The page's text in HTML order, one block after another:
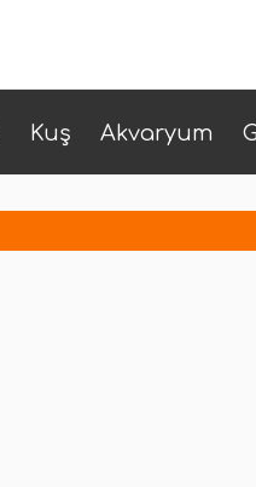
Kuş Akvaryum